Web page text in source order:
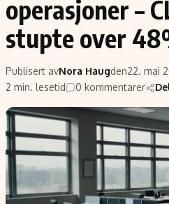
Finans
Fritid
Verden
Populær
Forskning
Google
Kunstig intelligens
operasjoner –
stupte over
Publisert avNora Haugden22. mai
2 min. lesetid
0 kommentarer